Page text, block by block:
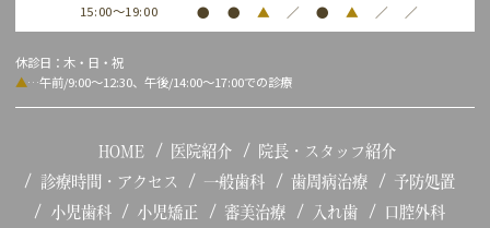
15:00～19:00 ● ● ▲ ／ ● ▲ ／ ／
休診日：木・日・祝
▲…午前/9:00～12:30、午後/14:00～17:00での診療
HOME 医院紹介
院長・スタッフ紹介
診療時間・アクセス
一般歯科 歯周病治療
予防処置
小児歯科
小児矯正 審美治療 入れ歯
口腔外科